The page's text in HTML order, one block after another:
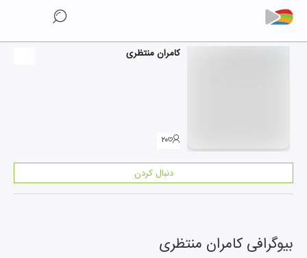
کامران منتظری
۲۰
دنبال کردن
بیوگرافیکامران منتظری